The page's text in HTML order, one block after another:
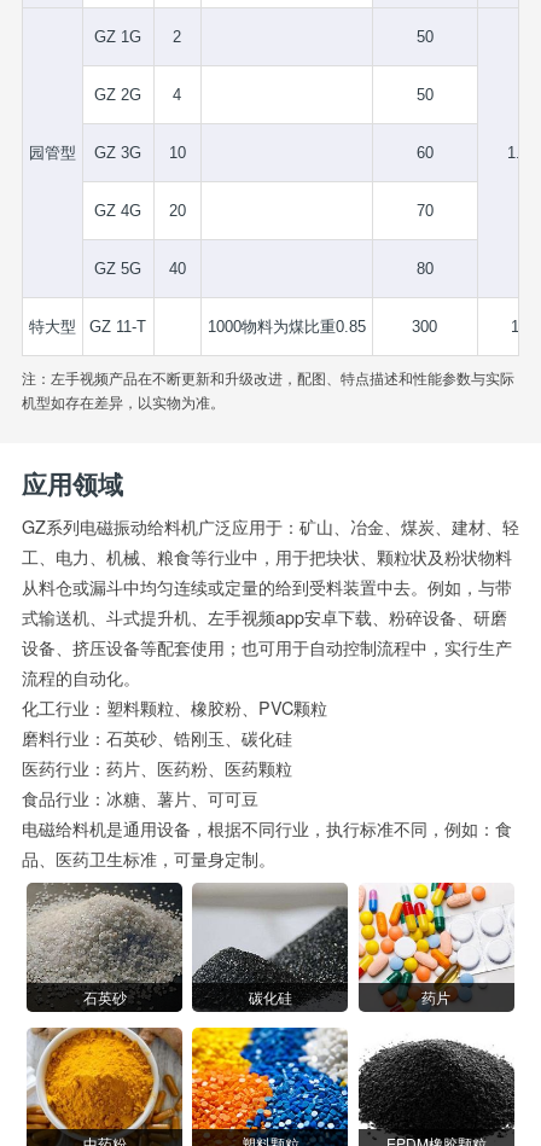
园管型
GZ 1G 2 50
1.75
GZ 2G 4 50
GZ 3G 10 60
GZ 4G 20 70
GZ 5G 40 80
特大型 GZ 11-T 1000物料为煤比重0.85 300 1.5
注：左手视频产品在不断更新和升级改进，配图、特点描述和性能参数与实际
机型如存在差异，以实物为准。
应用领域
GZ系列电磁振动给料机广泛应用于：矿山、冶金、煤炭、建材、轻
工、电力、机械、粮食等行业中，用于把块状、颗粒状及粉状物料
从料仓或漏斗中均匀连续或定量的给到受料装置中去。例如，与带
式输送机、斗式提升机、左手视频app安卓下载、粉碎设备、研磨
设备、挤压设备等配套使用；也可用于自动控制流程中，实行生产
流程的自动化。
化工行业：塑料颗粒、橡胶粉、PVC颗粒
磨料行业：石英砂、锆刚玉、碳化硅
医药行业：药片、医药粉、医药颗粒
食品行业：冰糖、薯片、可可豆
电磁给料机是通用设备，根据不同行业，执行标准不同，例如：食
品、医药卫生标准，可量身定制。
石英砂 碳化硅 药片